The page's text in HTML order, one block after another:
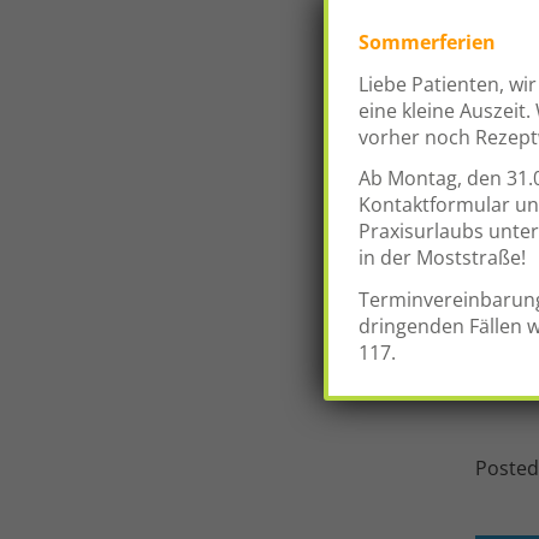
Sommerferien
Liebe Patienten,
eine kleine
vorher noch
Ab Montag, den
Kontaktformular
Praxisurlaubs
in der Moststraße!
dringenden Fällen
117.